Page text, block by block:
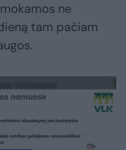
ne
tam pačiam